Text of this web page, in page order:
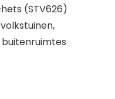
(STV626)